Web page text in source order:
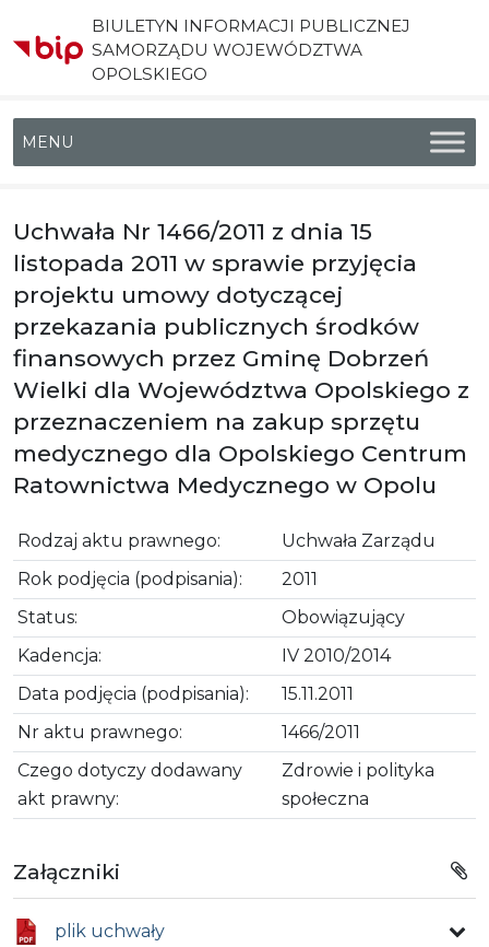
BIULETYN INFORMACJI PUBLICZNEJ
SAMORZĄDU WOJEWÓDZTWA
OPOLSKIEGO
Menu główne
Uchwała Nr 1466/2011 z dnia 15
listopada 2011 w sprawie przyjęcia
projektu umowy dotyczącej
przekazania publicznych środków
finansowych przez Gminę Dobrzeń
Wielki dla Województwa Opolskiego z
przeznaczeniem na zakup sprzętu
medycznego dla Opolskiego Centrum
Ratownictwa Medycznego w Opolu
Rodzaj aktu prawnego:
Uchwała Zarządu
Rok podjęcia (podpisania):
2011
Status:
Obowiązujący
Kadencja:
IV 2010/2014
Data podjęcia (podpisania):
15.11.2011
Nr aktu prawnego:
1466/2011
Czego dotyczy dodawany
akt prawny:
Zdrowie i polityka
społeczna
Załączniki
plik uchwały